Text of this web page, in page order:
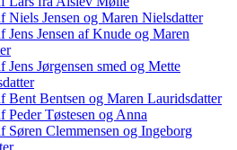
Niels Jensen og Maren Nielsdatter
Jens Jensen af Knude og Maren
Jens Jørgensen smed og Mette
Bent Bentsen og Maren Lauridsdatter
Peder Tøstesen og Anna
Søren Clemmensen og Ingeborg